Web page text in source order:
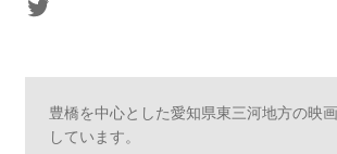
豊橋を中心とした愛知県東三河地方の映
しています。